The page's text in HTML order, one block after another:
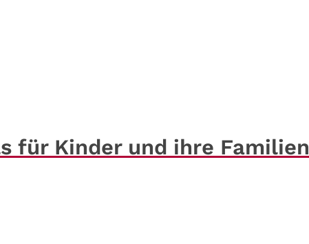
für Kinder und ihre Familien